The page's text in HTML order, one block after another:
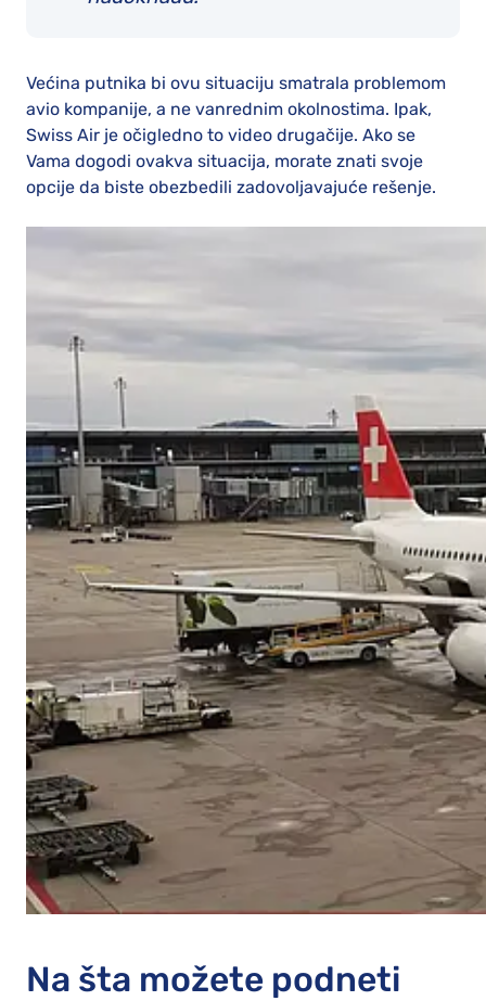
Većina putnika bi ovu situaciju smatrala problemom
avio kompanije, a ne vanrednim okolnostima. Ipak,
Swiss Air je očigledno to video drugačije. Ako se
Vama dogodi ovakva situacija, morate znati svoje
opcije da biste obezbedili zadovoljavajuće rešenje.
Na šta možete podneti